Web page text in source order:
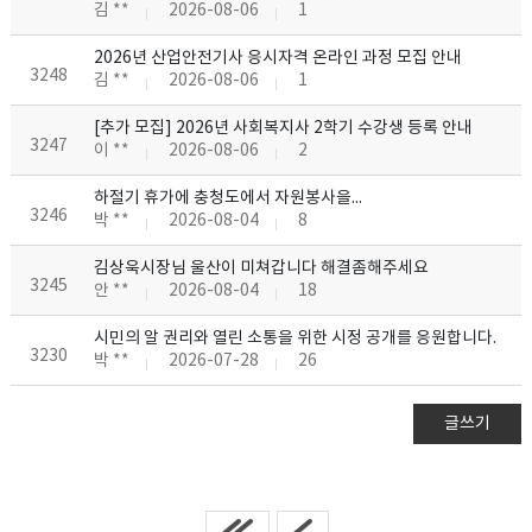
김 **
2026-08-06 1
3248
2026년 산업안전기사 응시자격 온라인 과정 모집 안내
김 **
2026-08-06 1
3247
[추가 모집] 2026년 사회복지사 2학기 수강생 등록 안내
이 **
2026-08-06 2
3246
하절기 휴가에 충청도에서 자원봉사을...
박 **
2026-08-04 8
3245
김상욱시장님 울산이 미쳐갑니다 해결좀해주세요
안 **
2026-08-04 18
3230
시민의 알 권리와 열린 소통을 위한 시정 공개를 응원합니다.
박 **
2026-07-28 26
글쓰기